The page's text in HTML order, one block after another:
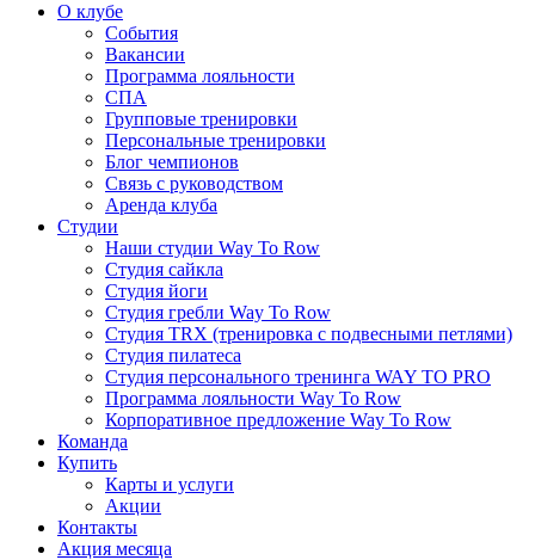
О клубе
События
Вакансии
Программа лояльности
СПА
Групповые тренировки
Персональные тренировки
Блог чемпионов
Связь с руководством
Аренда клуба
Студии
Наши студии Way To Row
Студия сайкла
Студия йоги
Студия гребли Way To Row
Студия TRX (тренировка с подвесными петлями)
Студия пилатеса
Студия персонального тренинга WAY TO PRO
Программа лояльности Way To Row
Корпоративное предложение Way To Row
Команда
Купить
Карты и услуги
Акции
Контакты
Акция месяца